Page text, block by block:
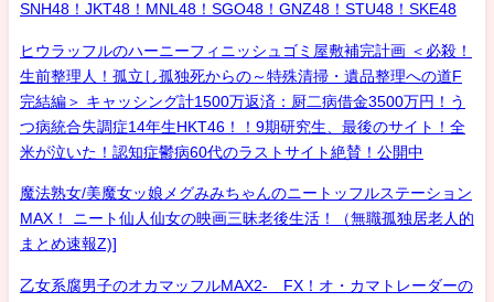
SNH48！JKT48！MNL48！SGO48！GNZ48！STU48！SKE48
ヒウラッフルのハーニーフィニッシュゴミ屋敷補完計画 ＜必殺！
生前整理人！孤立し孤独死からの～特殊清掃・遺品整理への道F
完結編＞ キャッシング計1500万返済：厨二病借金3500万円！う
つ病統合失調症14年生HKT46！！9期研究生、最後のサイト！全
米が泣いた！認知症鬱病60代のラストサイト絶賛！公開中
魔法熟女/美魔女ッ娘メグみみちゃんのニートッフルステーション
MAX！ ニート仙人仙女の映画三昧老後生活！（無職孤独居老人的
まとめ速報Z)]
乙女系腐男子のオカマッフルMAX2- FX！オ・カマトレーダーの